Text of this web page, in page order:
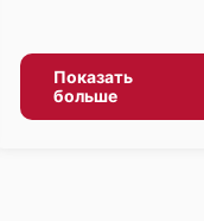
Показать
больше